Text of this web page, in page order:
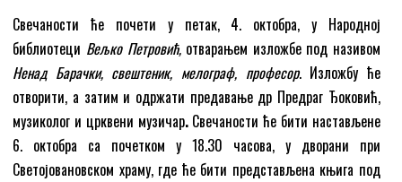
Свечаности ће почети у петак, 4. октобра, у Народној
библиотеци Вељко Петровић,отварањем изложбе под називом
Ненад Барачки, свештеник, мелограф, професор. Изложбу ће
отворити, а затим и одржати предавање др Предраг Ђоковић,
музиколог и црквени музичар. Свечаности ће бити настављене
6. октобра са почетком у 18.30 часова, у дворани при
Светојовановском храму, где ће бити представљена књига под